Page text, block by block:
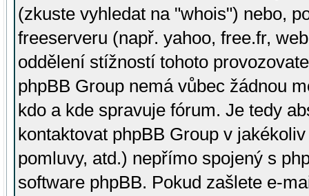
(zkuste vyhledat na "whois") nebo,
freeserveru (např. yahoo, free.fr,
oddělení stížností tohoto
phpBB Group nemá vůbec žádnou
kdo a kde spravuje fórum. Je tedy
kontaktovat phpBB Group v
pomluvy, atd.) nepřímo spojený s
software phpBB. Pokud zašlete e-